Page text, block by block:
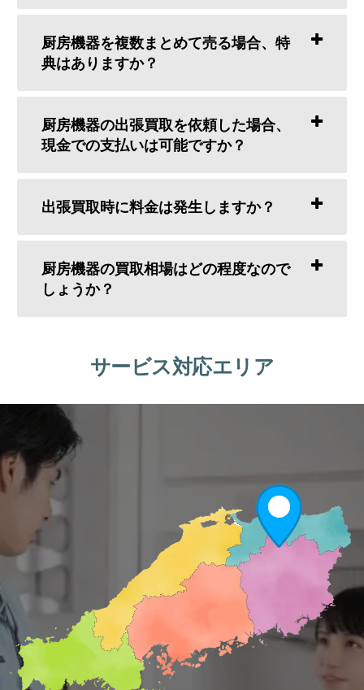
厨房機器を複数まとめて売る場合、特
典はありますか？
厨房機器の出張買取を依頼した場合、
現金での支払いは可能ですか？
出張買取時に料金は発生しますか？
厨房機器の買取相場はどの程度なので
しょうか？
サービス対応エリア